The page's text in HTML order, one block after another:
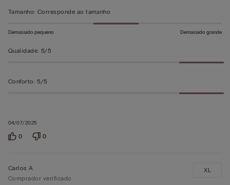
04/07/2025
Tamanho: Corresponde ao tamanho
Demasiado pequeno Demasiado grande
Qualidade: 5/5
Conforto: 5/5
0 0
Carlos A
Comprador verificado
XL